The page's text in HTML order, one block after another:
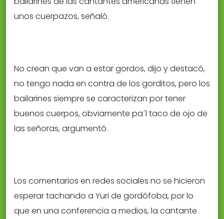
unos cuerpazos, señaló.
No crean que van a estar gordos, dijo y destacó,
no tengo nada en contra de los gorditos, pero los
bailarines siempre se caracterizan por tener
buenos cuerpos, obviamente pa´l taco de ojo de
las señoras, argumentó.
Los comentarios en redes sociales no se hicieron
esperar tachando a Yuri de gordófoba, por lo
que en una conferencia a medios, la cantante